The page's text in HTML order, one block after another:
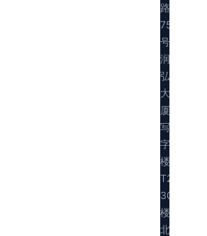
路
75
号
润
弘
大
厦
写
字
楼
T2
30
楼
北